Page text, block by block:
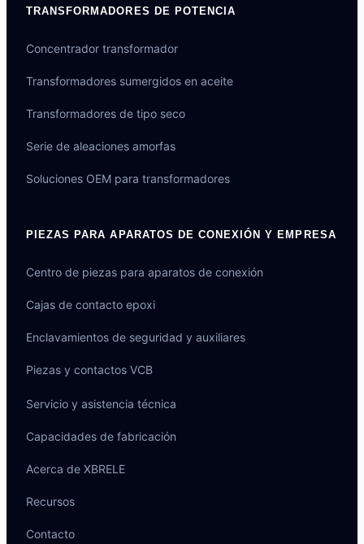
TRANSFORMADORES DE POTENCIA
Concentrador transformador
Transformadores sumergidos en aceite
Transformadores de tipo seco
Serie de aleaciones amorfas
Soluciones OEM para transformadores
PIEZAS PARA APARATOS DE CONEXIÓN Y EMPRESA
Centro de piezas para aparatos de conexión
Cajas de contacto epoxi
Enclavamientos de seguridad y auxiliares
Piezas y contactos VCB
Servicio y asistencia técnica
Capacidades de fabricación
Acerca de XBRELE
Recursos
Contacto